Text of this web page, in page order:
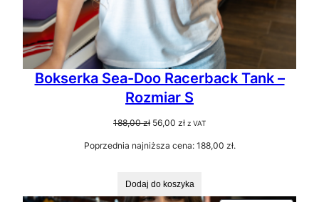
Bokserka Sea-Doo Racerback Tank –
Rozmiar S
188,00zł Pierwotna
wynosiła:
56,00 złAktualna
wynosi:
z VAT
Poprzednia najniższa cena: 188,00 zł.
Dodaj do koszyka